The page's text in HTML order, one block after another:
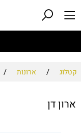
קטלוג / ארונות /
ארון דן